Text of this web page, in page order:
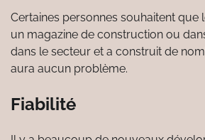
Certaines personnes souhaitent que
un magazine de construction ou
dans le secteur et a construit de
aura aucun problème.
Fiabilité